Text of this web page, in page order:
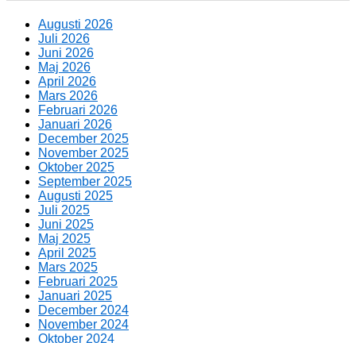
Augusti 2026
Juli 2026
Juni 2026
Maj 2026
April 2026
Mars 2026
Februari 2026
Januari 2026
December 2025
November 2025
Oktober 2025
September 2025
Augusti 2025
Juli 2025
Juni 2025
Maj 2025
April 2025
Mars 2025
Februari 2025
Januari 2025
December 2024
November 2024
Oktober 2024